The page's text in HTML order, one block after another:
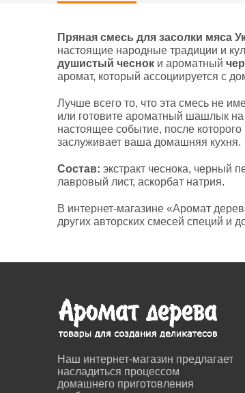
Пряная смесь для засолки мяса
настоящие народные традиции и
душистый чеснок и ароматный
аромат, который ассоциируется с
Лучше всего то, что эта смесь не
или готовите ароматный шашлык на
настоящее событие, после
заслуживает ваша домашняя кухня.
Состав: экстракт чеснока, черный
лавровый лист, аскорбат натрия.
В интернет-магазине «Аромат
других авторских смесей специй и
Наш интернет-магазин предлагает
насладиться процессом
домашнего приготовления